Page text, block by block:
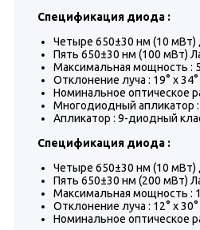
Спецификация диода :
Четыре 650±30 нм (10 мВт)
Пять 650±30 нм (100 мВт)
Максимальная мощность :
Отклонение луча : 19° x 34°
Номинальное оптическое
Многодиодный апликатор :
Апликатор : 9-диодный
Спецификация диода :
Четыре 650±30 нм (10 мВт)
Пять 650±30 нм (200 мВт)
Максимальная мощность :
Отклонение луча : 12° x 30°
Номинальное оптическое